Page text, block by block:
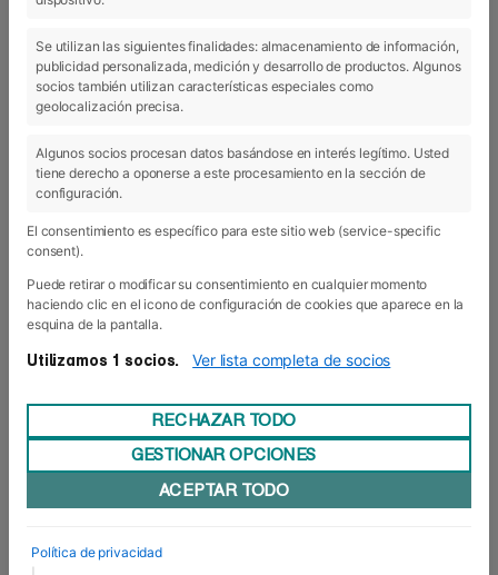
13 Mar 2018
Foro Europeo en el Salón del
Estudiante
participado recientemente en el Salón del
Se utilizan las siguientes finalidades: almacenamiento de información,
publicidad personalizada, medición y desarrollo de productos. Algunos
socios también utilizan características especiales como
geolocalización precisa.
Algunos socios procesan datos basándose en interés legítimo. Usted
tiene derecho a oponerse a este procesamiento en la sección de
configuración.
El consentimiento es específico para este sitio web (service-specific
consent).
Puede retirar o modificar su consentimiento en cualquier momento
haciendo clic en el icono de configuración de cookies que aparece en la
esquina de la pantalla.
Utilizamos 1 socios. Ver lista completa de socios
RECHAZAR TODO
GESTIONAR OPCIONES
ACEPTAR TODO
Política de privacidad